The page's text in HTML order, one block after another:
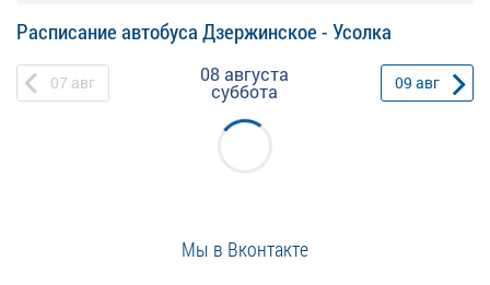
Расписание автобуса Дзержинское - Усолка
07 авг 08 августа
суббота 09 авг
Мы в Вконтакте